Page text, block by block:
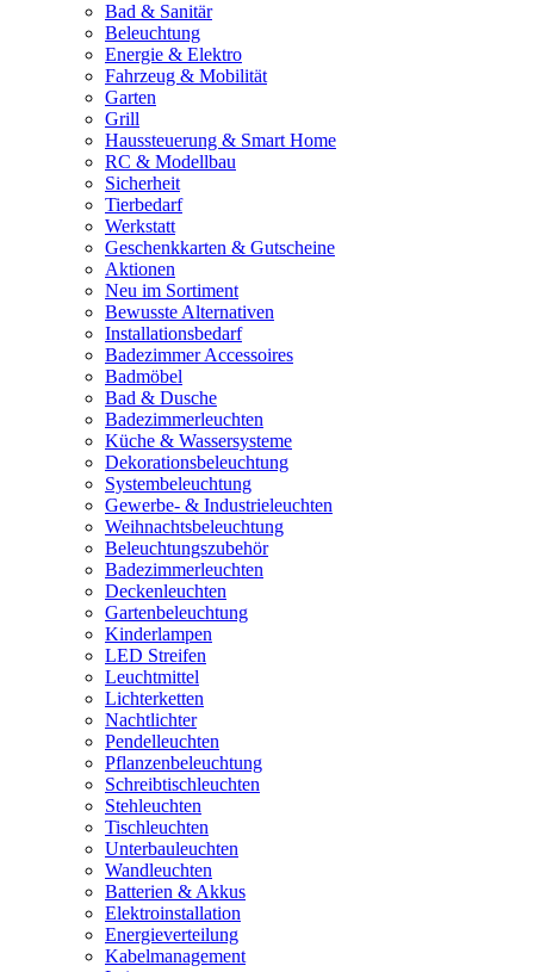
Bad & Sanitär
Beleuchtung
Energie & Elektro
Fahrzeug & Mobilität
Garten
Grill
Haussteuerung & Smart Home
RC & Modellbau
Sicherheit
Tierbedarf
Werkstatt
Geschenkkarten & Gutscheine
Aktionen
Neu im Sortiment
Bewusste Alternativen
Installationsbedarf
Badezimmer Accessoires
Badmöbel
Bad & Dusche
Badezimmerleuchten
Küche & Wassersysteme
Dekorationsbeleuchtung
Systembeleuchtung
Gewerbe- & Industrieleuchten
Weihnachtsbeleuchtung
Beleuchtungszubehör
Badezimmerleuchten
Deckenleuchten
Gartenbeleuchtung
Kinderlampen
LED Streifen
Leuchtmittel
Lichterketten
Nachtlichter
Pendelleuchten
Pflanzenbeleuchtung
Schreibtischleuchten
Stehleuchten
Tischleuchten
Unterbauleuchten
Wandleuchten
Batterien & Akkus
Elektroinstallation
Energieverteilung
Kabelmanagement